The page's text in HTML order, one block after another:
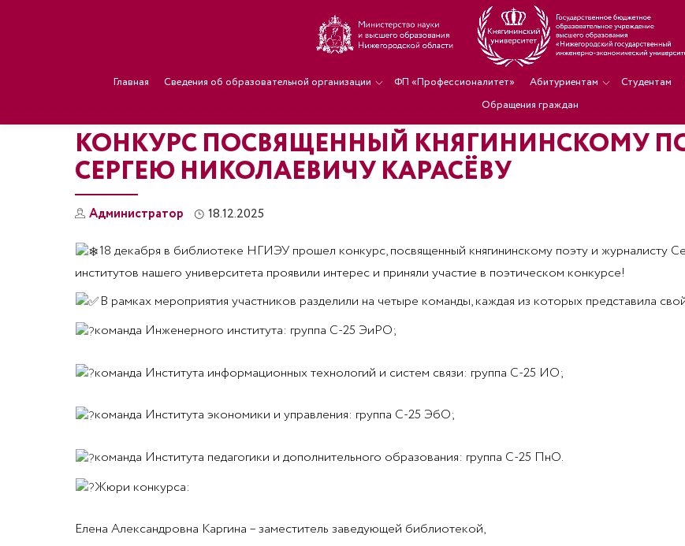
Главная Сведения об образовательной организации ФП «Профессионалитет» Абитуриентам Студентам
Обращения граждан
КОНКУРС ПОСВЯЩЕННЫЙ КНЯГИНИНСКОМУ
СЕРГЕЮ НИКОЛАЕВИЧУ КАРАСЁВУ
Администратор 18.12.2025
18 декабря в библиотеке НГИЭУ прошел конкурс, посвященный княгининскому поэту и журналисту
институтов нашего университета проявили интерес и приняли участие в поэтическом конкурсе!
В рамках мероприятия участников разделили на четыре команды, каждая из которых представила
команда Инженерного института: группа С-25 ЭиРО;
команда Института информационных технологий и систем связи: группа С-25 ИО;
команда Института экономики и управления: группа С-25 ЭбО;
команда Института педагогики и дополнительного образования: группа С-25 ПнО.
Жюри конкурса:
Елена Александровна Каргина – заместитель заведующей библиотекой,